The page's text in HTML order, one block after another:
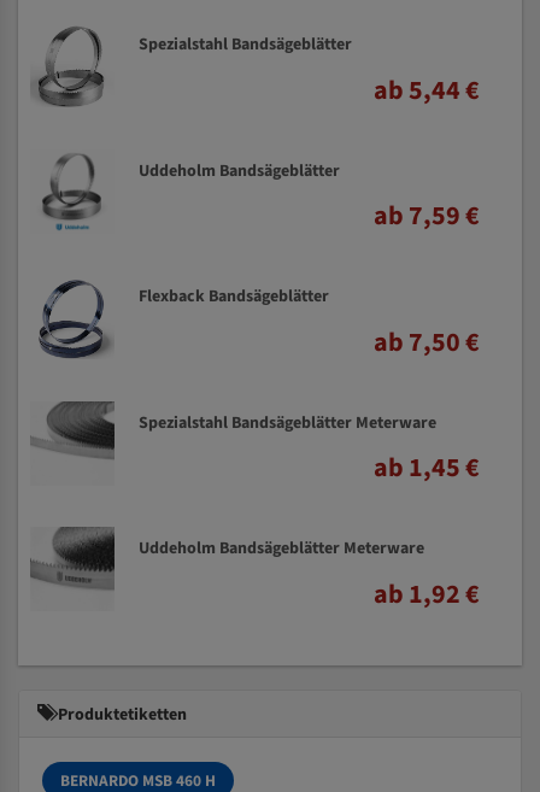
Spezialstahl Bandsägeblätter
ab 5,44 €
Uddeholm Bandsägeblätter
ab 7,59 €
Flexback Bandsägeblätter
ab 7,50 €
Spezialstahl Bandsägeblätter Meterware
ab 1,45 €
Uddeholm Bandsägeblätter Meterware
ab 1,92 €
Produktetiketten
BERNARDO MSB 460 H